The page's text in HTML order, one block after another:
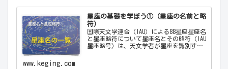
星座の基礎を学ぼう①（星座の名前と略
符）
国際天文学連合（IAU）による88星座星座名
と星座略符について星座名とその略符（IAU
星座略号）は、天文学者が星座を識別する
www.keging.com